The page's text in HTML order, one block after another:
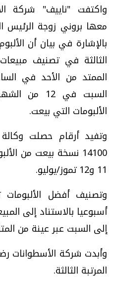
واكتفت "ناييف" شركة
معها بروني زوجة الرئيس
بالإشارة في بيان أن
الثالثة في تصنيف
الممتد من الأحد في
السبت في
الألبومات التي بيعت.
وتفيد أرقام حصلت
14100 نسخة بيعت من
11 و12 تموز/يوليو.
وتصنيف أفضل
أسبوعيا بالاستناد إلى
إلى السبت عبر عينة من
وأبدت شركة الأسطوانات
المرتبة الثالثة.